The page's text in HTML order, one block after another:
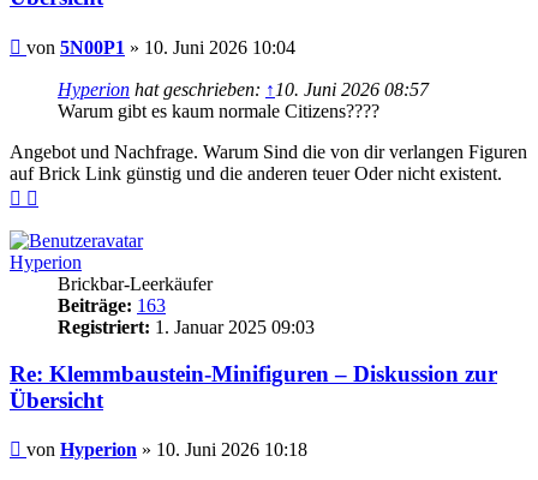
Beitrag
von 5N00P1 » 10. Juni 2026 10:04
Hyperion hat geschrieben: ↑ 10. Juni 2026 08:57
Warum gibt es kaum normale Citizens????
Angebot und Nachfrage. Warum Sind die von dir verlangen Figuren
auf Brick Link günstig und die anderen teuer Oder nicht existent.
Nach
(Seite)
(Beitrag)
Hyperion
Brickbar-Leerkäufer
Beiträge: 163
Registriert: 1. Januar 2025 09:03
Re: Klemmbaustein-Minifiguren – Diskussion zur
Übersicht
Beitrag
von Hyperion » 10. Juni 2026 10:18